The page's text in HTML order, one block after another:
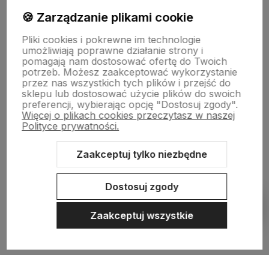
Płatności i dostawa
Informacje
O nas
Sklep internetowy Shoper.pl Szablon Shoper Modern 3.0™
🍪 Zarządzanie plikami cookie
Pliki cookies i pokrewne im technologie
umożliwiają poprawne działanie strony i
pomagają nam dostosować ofertę do Twoich
potrzeb. Możesz zaakceptować wykorzystanie
przez nas wszystkich tych plików i przejść do
sklepu lub dostosować użycie plików do swoich
preferencji, wybierając opcję "Dostosuj zgody".
Więcej o plikach cookies przeczytasz w naszej
Polityce prywatności.
Zaakceptuj tylko niezbędne
Dostosuj zgody
Zaakceptuj wszystkie